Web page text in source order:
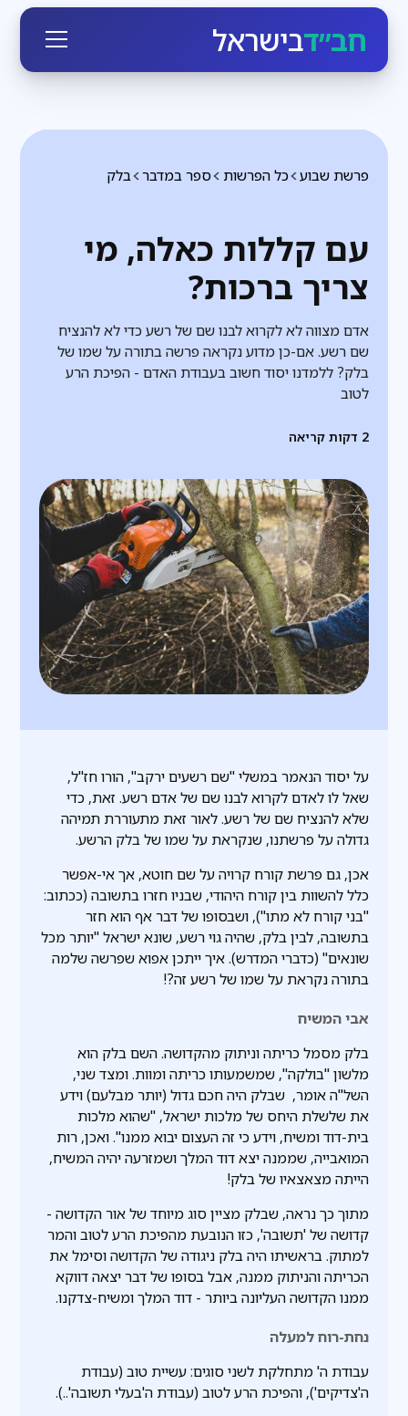
חב״דבישראל
בלק ספר במדבר כל הפרשות פרשת שבוע
עם קללות כאלה, מי
צריך ברכות?
אדם מצווה לא לקרוא לבנו שם של רשע כדי לא להנציח
שם רשע. אם-כן מדוע נקראה פרשה בתורה על שמו של
בלק? ללמדנו יסוד חשוב בעבודת האדם - הפיכת הרע
לטוב
2 דקות קריאה
על יסוד הנאמר במשלי "שם רשעים ירקב", הורו חז"ל,
שאל לו לאדם לקרוא לבנו שם של אדם רשע. זאת, כדי
שלא להנציח שם של רשע. לאור זאת מתעוררת תמיהה
גדולה על פרשתנו, שנקראת על שמו של בלק הרשע.
אכן, גם פרשת קורח קרויה על שם חוטא, אך אי-אפשר
כלל להשוות בין קורח היהודי, שבניו חזרו בתשובה (ככתוב:
"בני קורח לא מתו"), ושבסופו של דבר אף הוא חזר
בתשובה, לבין בלק, שהיה גוי רשע, שונא ישראל "יותר מכל
שונאים" (כדברי המדרש). איך ייתכן אפוא שפרשה שלמה
בתורה נקראת על שמו של רשע זה?!
אבי המשיח
בלק מסמל כריתה וניתוק מהקדושה. השם בלק הוא
מלשון "בולקה", שמשמעותו כריתה ומוות. ומצד שני,
השל"ה אומר, שבלק היה חכם גדול (יותר מבלעם) וידע
את שלשלת היחס של מלכות ישראל, "שהוא מלכות
בית-דוד ומשיח, וידע כי זה העצום יבוא ממנו". ואכן, רות
המואבייה, שממנה יצא דוד המלך ושמזרעה יהיה המשיח,
הייתה מצאצאיו של בלק!
מתוך כך נראה, שבלק מציין סוג מיוחד של אור הקדושה -
קדושה של 'תשובה', כזו הנובעת מהפיכת הרע לטוב והמר
למתוק. בראשיתו היה בלק ניגודה של הקדושה וסימל את
הכריתה והניתוק ממנה, אבל בסופו של דבר יצאה דווקא
ממנו הקדושה העליונה ביותר - דוד המלך ומשיח-צדקנו.
נחת-רוח למעלה
עבודת ה' מתחלקת לשני סוגים: עשיית טוב (עבודת
ה'צדיקים'), והפיכת הרע לטוב (עבודת ה'בעלי תשובה'..).